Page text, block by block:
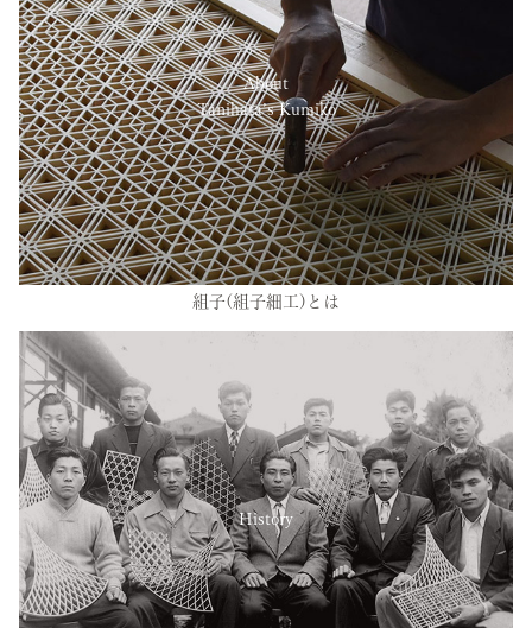
About
Tanihata’s Kumiko
組子(組子細工)とは
History